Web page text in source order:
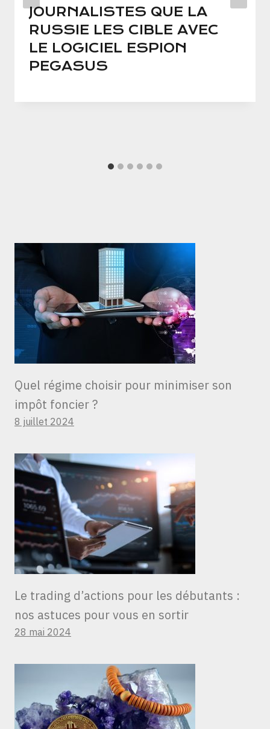
JOURNALISTES QUE LA
RUSSIE LES CIBLE AVEC
LE LOGICIEL ESPION
PEGASUS
Quel régime choisir pour minimiser son
impôt foncier ?
8 juillet 2024
Le trading d’actions pour les débutants :
nos astuces pour vous en sortir
28 mai 2024